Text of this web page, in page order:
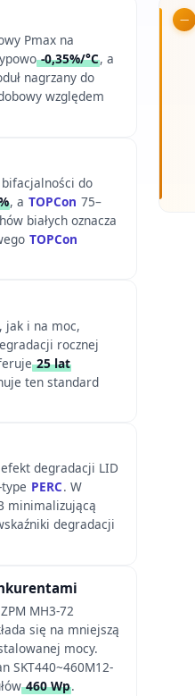
Pmax na
-0,35%/°C, a
nagrzany do
względem
bifacjalności do
, a TOPCon 75–
białych oznacza
TOPCon
jak i na moc,
rocznej
25 lat
ten standard
degradacji LID
PERC. W
minimalizującą
degradacji
MH3-72
się na mniejszą
mocy.
SKT440~460M12-
460 Wp.